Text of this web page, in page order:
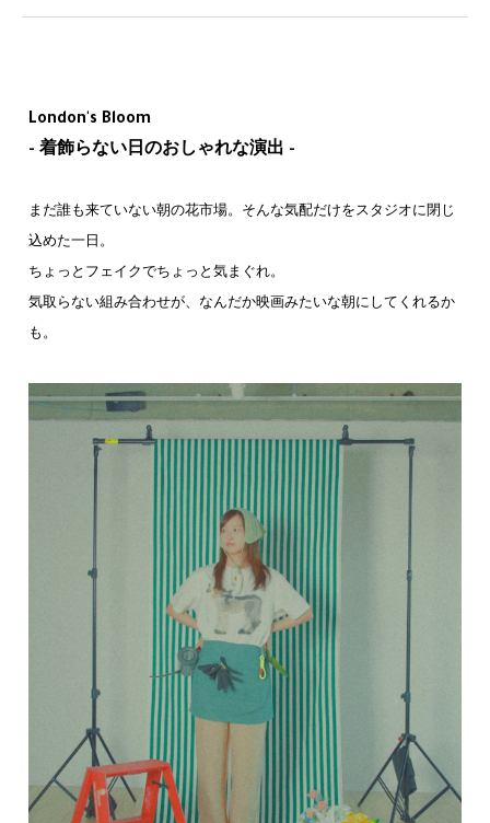
London's Bloom
- 着飾らない日のおしゃれな演出 -
まだ誰も来ていない朝の花市場。そんな気配だけをスタジオに閉じ
込めた一日。
ちょっとフェイクでちょっと気まぐれ。
気取らない組み合わせが、なんだか映画みたいな朝にしてくれるか
も。